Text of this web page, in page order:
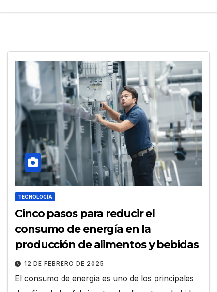
TECNOLOGÍA
Cinco pasos para reducir el
consumo de energía en la
producción de alimentos y bebidas
12 DE FEBRERO DE 2025
El consumo de energía es uno de los principales